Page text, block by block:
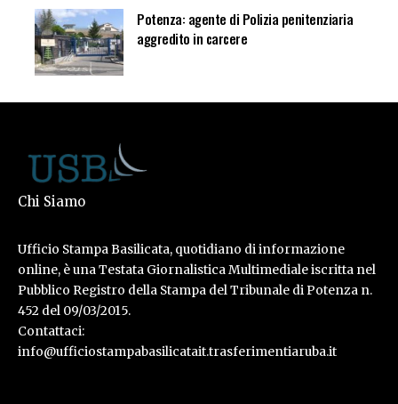
Potenza: agente di Polizia penitenziaria
aggredito in carcere
Chi Siamo
Ufficio Stampa Basilicata, quotidiano di informazione
online, è una Testata Giornalistica Multimediale iscritta nel
Pubblico Registro della Stampa del Tribunale di Potenza n.
452 del 09/03/2015.
Contattaci:
info@ufficiostampabasilicatait.trasferimentiaruba.it